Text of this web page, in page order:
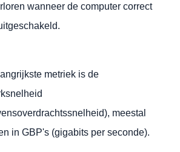
wanneer de computer correct
metriek is de
meestal
in GBP's (gigabits per seconde).